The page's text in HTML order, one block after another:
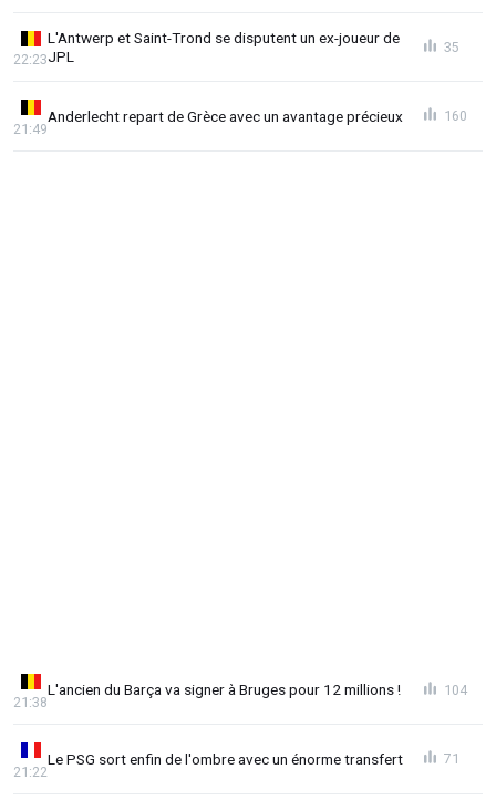
L'Antwerp et Saint-Trond se disputent un ex-joueur de
JPL
22:23
35
Anderlecht repart de Grèce avec un avantage précieux
21:49
160
L'ancien du Barça va signer à Bruges pour 12 millions !
21:38
104
Le PSG sort enfin de l'ombre avec un énorme transfert
21:22
71